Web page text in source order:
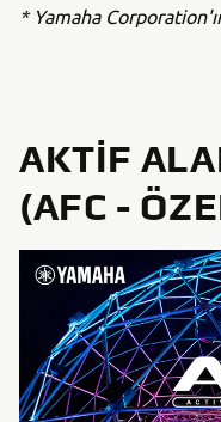
* Yamaha
AKTIF
(AFC -